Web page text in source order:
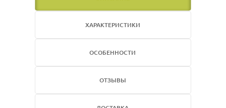
ХАРАКТЕРИСТИКИ
ОСОБЕННОСТИ
ОТЗЫВЫ